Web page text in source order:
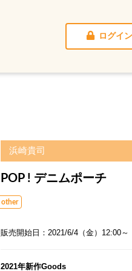
ログイン
浜崎貴司
POP ! デニムポーチ
other
販売開始日：2021/6/4（金）12:00～
2021年新作Goods